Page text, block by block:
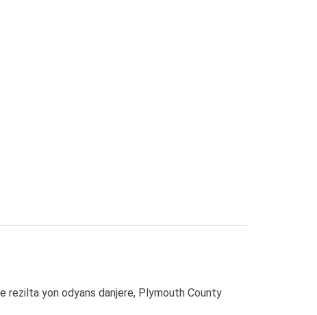
rezilta yon odyans danjere, Plymouth County